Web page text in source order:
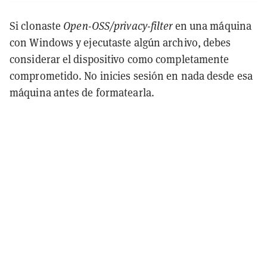
Si clonaste Open-OSS/privacy-filteren una máquina
con Windows y ejecutaste algún archivo, debes
considerar el dispositivo como completamente
comprometido. No inicies sesión en nada desde esa
máquina antes de formatearla.